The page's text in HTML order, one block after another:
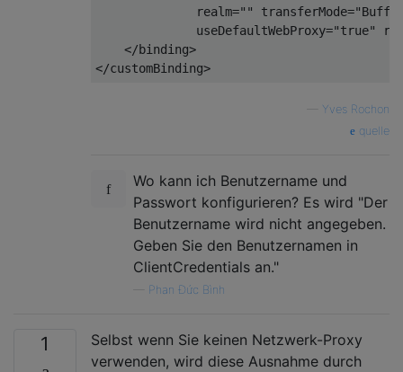
              realm=
"" transferMode=
              useDefaultWebProxy=
"true"
    </binding>
Yves Rochon
quelle
Wo kann ich Benutzername und
Passwort konfigurieren? Es wird "Der
Benutzername wird nicht angegeben.
Geben Sie den Benutzernamen in
ClientCredentials an."
Phan Đức Bình
1
Selbst wenn Sie keinen Netzwerk-Proxy
verwenden, wird diese Ausnahme durch